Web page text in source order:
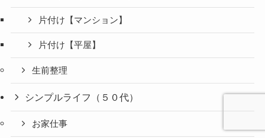
片付け【マンション】
片付け【平屋】
生前整理
シンプルライフ（５０代）
お家仕事